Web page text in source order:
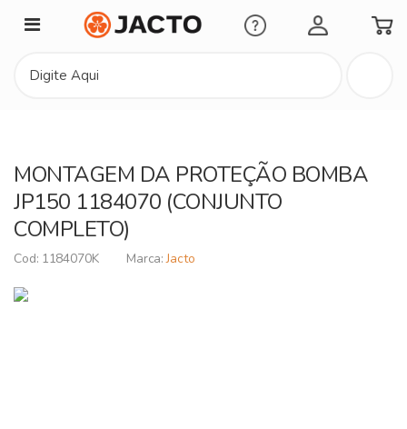
Minha Conta
MONTAGEM DA PROTEÇÃO BOMBA
JP150 1184070 (CONJUNTO
COMPLETO)
1184070K Jacto